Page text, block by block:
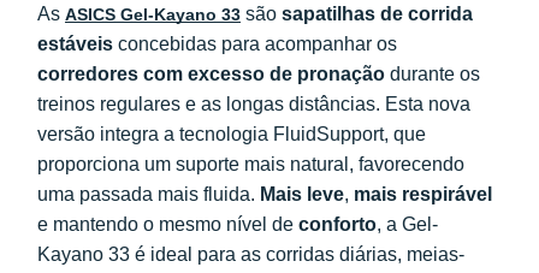
As ASICS Gel-Kayano 33 são sapatilhas de corrida
estáveis concebidas para acompanhar os
corredores com excesso de pronação durante os
treinos regulares e as longas distâncias. Esta nova
versão integra a tecnologia FluidSupport, que
proporciona um suporte mais natural, favorecendo
uma passada mais fluida. Mais leve, mais respirável
e mantendo o mesmo nível de conforto, a Gel-
Kayano 33 é ideal para as corridas diárias, meias-